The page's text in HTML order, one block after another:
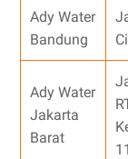
Ady Water
Bandung
Ady Water
Jakarta
Barat